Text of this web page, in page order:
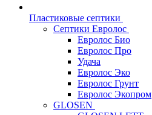
Пластиковые септики
Септики Евролос
Евролос Био
Евролос Про
Удача
Евролос Эко
Евролос Грунт
Евролос Экопром
GLOSEN